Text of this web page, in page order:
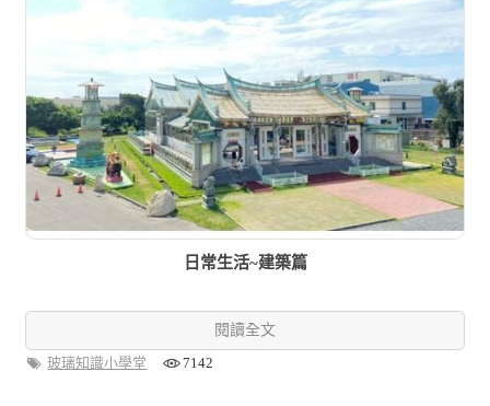
日常生活~建築篇
閱讀全文
玻璃知識小學堂
7142